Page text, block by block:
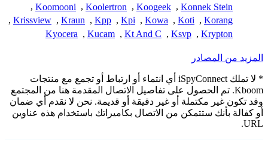
Konnek Stein
,
Koogeek
,
Koolertron
,
Koomooni
,
Korang
,
Koti
,
Kowa
,
Kpi
,
Kpp
,
Kraun
,
Krissview
,
Krypton
,
Ksvp
,
Kt And C
,
Kucam
,
Kyocera
المزيد من المصادر
* لا تملك iSpyConnect أي انتماء أو ارتباط أو تجمع مع منتجات
Kboom. تم الحصول على تفاصيل الاتصال المقدمة هنا من المجتمع
وقد تكون غير مكتملة أو غير دقيقة أو قديمة. نحن لا نقدم أي ضمان
أو كفالة بأنك ستتمكن من الاتصال بكاميراتك باستخدام هذه عناوين
URL.